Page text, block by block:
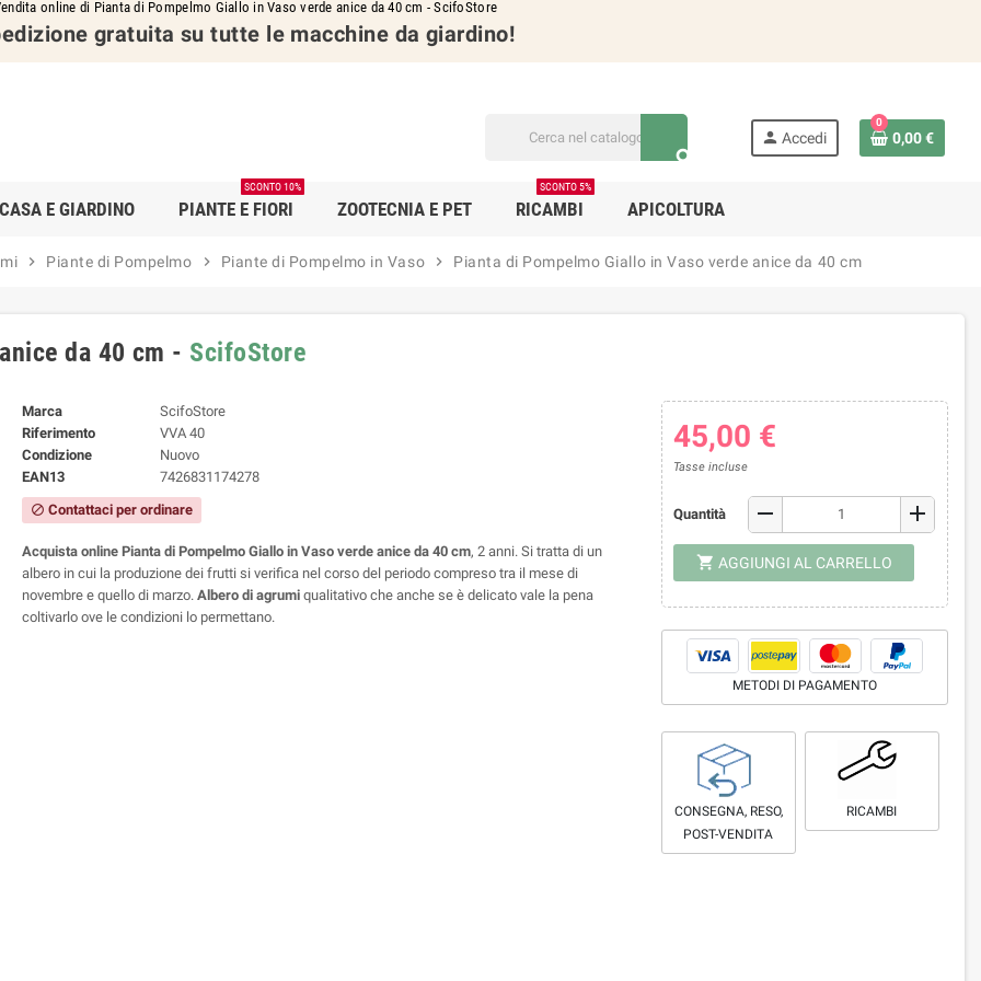
online di Pianta di Pompelmo Giallo in Vaso verde anice da 40 cm - ScifoStore
gratuita su tutte le macchine da giardino!
search
person Accedi
0
0,00 €
CASA E GIARDINO PIANTE E FIORI
SCONTO 10%
ZOOTECNIA E PET RICAMBI
SCONTO 5%
APICOLTURA
chevron_right Piante di Pompelmo chevron_right Piante di Pompelmo in Vaso chevron_right Pianta di Pompelmo Giallo in Vaso verde anice da 40 cm
da 40 cm - ScifoStore
Marca
ScifoStore
Riferimento
VVA 40
Condizione
Nuovo
EAN13
7426831174278
block Contattaci per ordinare
Acquista online Pianta di Pompelmo Giallo in Vaso verde anice da 40 cm, 2 anni. Si tratta di un
albero in cui la produzione dei frutti si verifica nel corso del periodo compreso tra il mese di
novembre e quello di marzo. Albero di agrumi qualitativo che anche se è delicato vale la pena
coltivarlo ove le condizioni lo permettano.
45,00 €
Tasse incluse
Quantità remove add
shopping_cart AGGIUNGI AL CARRELLO
METODI DI PAGAMENTO
CONSEGNA, RESO,
POST-VENDITA
RICAMBI